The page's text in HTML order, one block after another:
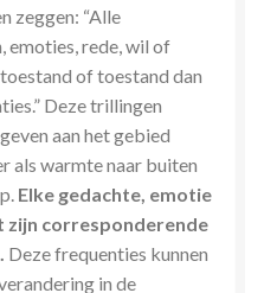
zeggen: “Alle
emoties, rede, wil of
of toestand dan
Deze trillingen
aan het gebied
als warmte naar buiten
Elke gedachte, emotie
corresponderende
Deze frequenties kunnen
in de